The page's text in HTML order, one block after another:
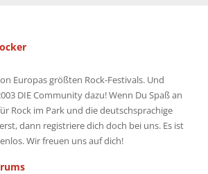
Europas größten Rock-Festivals. Und
DIE Community dazu! Wenn Du Spaß an
Rock im Park und die deutschsprachige
dann registriere dich doch bei uns. Es ist
Wir freuen uns auf dich!